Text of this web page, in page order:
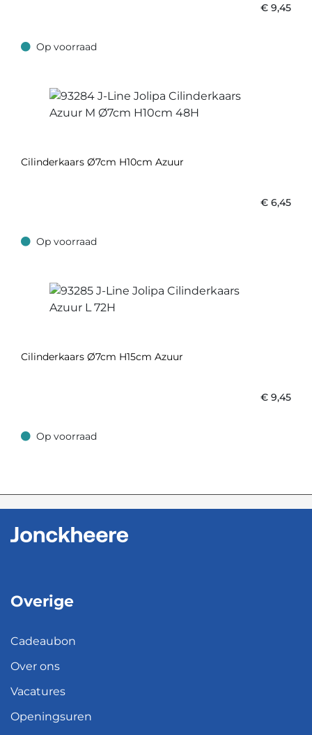
€ 9,45
Op voorraad
Op voorraad
Cilinderkaars Ø7cm H10cm Azuur
€ 6,45
Op voorraad
Op voorraad
Cilinderkaars Ø7cm H15cm Azuur
€ 9,45
Op voorraad
Op voorraad
Overige
Cadeaubon
Over ons
Vacatures
Openingsuren